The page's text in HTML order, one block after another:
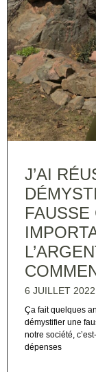
J’AI
FAUSSE
6 JUILLET 2022
Ça fait quelques
démystifier une
notre société,
dépenses